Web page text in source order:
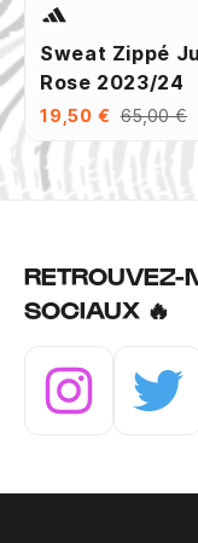
Sweat Zippé
Rose 2023/24
19,50 € 65,00 €
RETROUVEZ-
SOCIAUX 🔥